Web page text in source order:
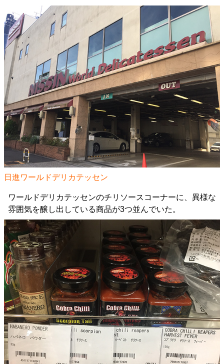
日進ワールドデリカテッセン
ワールドデリカテッセンのチリソースコーナーに、異様な
雰囲気を醸し出している商品が3つ並んでいた。